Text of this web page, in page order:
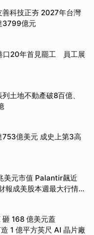
善科技正夯 2027年台灣
3799億元
口20年首見罷工 員工展
土地不動產破8百億、
753億美元 成史上第3高
美元市值 Palantir飆近
報成美股本週最大行情推
168 億美元蓋
1 億平方英尺 AI 晶片廠